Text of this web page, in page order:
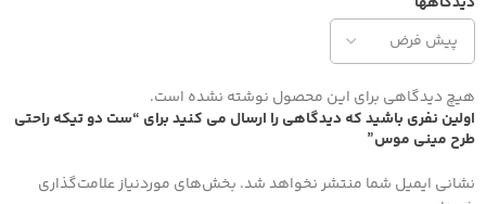
هیچ دیدگاهی برای این محصول نوشته نشده است.
اولین نفری باشید که دیدگاهی را ارسال می کنید برای “ست دو تیکه راحتی
طرح مینی موس”
نشانی ایمیل شما منتشر نخواهد شد. بخش‌های موردنیاز علامت‌گذاری